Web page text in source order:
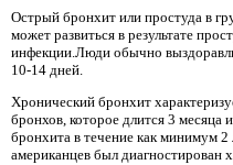
Острый бронхит или простуда в
может развиться в результате
инфекции.Люди обычно
10-14 дней.
Хронический бронхит
бронхов, которое длится 3 месяца
бронхита в течение как минимум
американцев был диагностирован